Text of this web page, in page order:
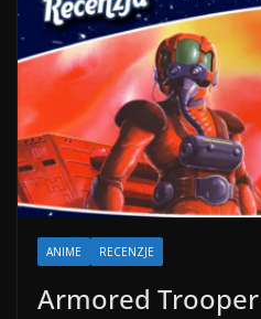
ANIME RECENZJE
Armored Trooper